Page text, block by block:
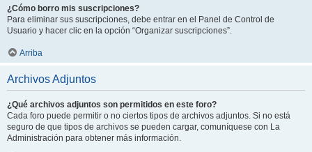
¿Cómo borro mis suscripciones?
Para eliminar sus suscripciones, debe entrar en el Panel de Control de
Usuario y hacer clic en la opción “Organizar suscripciones”.
Arriba
Archivos Adjuntos
¿Qué archivos adjuntos son permitidos en este foro?
Cada foro puede permitir o no ciertos tipos de archivos adjuntos. Si no está
seguro de que tipos de archivos se pueden cargar, comuníquese con La
Administración para obtener más información.